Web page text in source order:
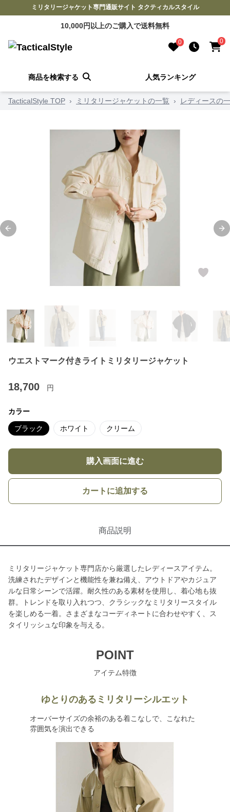
ミリタリージャケット専門通販サイト タクティカルスタイル
10,000円以上のご購入で送料無料
0 0
商品を検索する 人気ランキング
TacticalStyle TOP › ミリタリージャケットの一覧 › レディースの
Previous slide
ウエストマーク付きライトミリタリージャケット
18,700 円
カラー
ブラック ホワイト クリーム
購入画面に進む
カートに追加する
商品説明
ミリタリージャケット専門店から厳選したレディースアイテム。
洗練されたデザインと機能性を兼ね備え、アウトドアやカジュア
ルな日常シーンで活躍。耐久性のある素材を使用し、着心地も抜
群。トレンドを取り入れつつ、クラシックなミリタリースタイル
を楽しめる一着。さまざまなコーディネートに合わせやすく、ス
タイリッシュな印象を与える。
POINT
アイテム特徴
ゆとりのあるミリタリーシルエット
オーバーサイズの余裕のある着こなしで、こなれた
雰囲気を演出できる